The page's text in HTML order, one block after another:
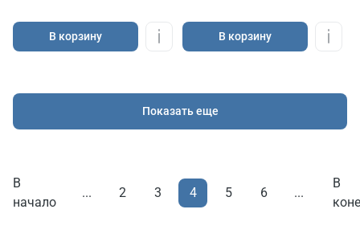
В корзину В корзину
Показать еще
В
начало
... 2 3 4 5 6 ...
В